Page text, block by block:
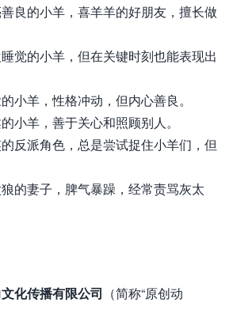
善良的小羊，喜羊羊的好朋友，擅长做
睡觉的小羊，但在关键时刻也能表现出
的小羊，性格冲动，但内心善良。
的小羊，善于关心和照顾别人。
的反派角色，总是尝试捉住小羊们，但
狼的妻子，脾气暴躁，经常责骂灰太
化传播有限公司 （简称“原创动